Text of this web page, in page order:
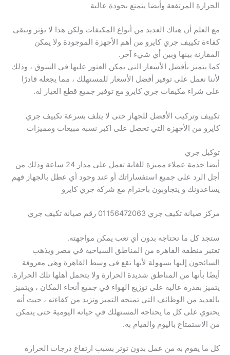
الحرارة المرتفعة وأيضا يتمتع بجودة عالية
مع العلم أن هناك العديد من أنواع المكيفات ولكن هذا لا يؤثر وتبقى
كفاءة تكييف جري كايرو من أهم الأجهزة الموجودة ولا يمكن
المقارنة بينها وبين أي شيء آخر.
كما يتميز بأفضل الأسعار التي يمكن العثور عليها في السوق ، وذلك
لأننا نعمل على توفير أفضل الأسعار للمستهلك ، مما يجعله قادرًا
على شراء مكيفات جري كايرو مع توفير جميع قطع الغيار له.
تكييف وتركيب الأفضل للجهاز حتى لا يتلف بسرعة تكييف جري
كايرو من الأجهزة التي تحصل على اكبر نسبة مبيعات ومميزات
توكيل جري
أيضا خدمة عملاء مميزة للغاية تعمل على مدار 24 ساعة وذلك من
أجل الرد على جميع استفساراتك أو عند وجود أي عطل بالجهاز فهم
يساعدونك و يتجاوبون باحترام مع شركة جري كايرو
مركز صيانة تكيف جري 01156472063 رقم صيانة تكيف جري
ستجد كل ما تحتاجه بدون أي تعب يمكن مواجهته.
تعتبر منطقة القاهره من المناطق السياحية في مصر ويذهب
السائحون إليها بسهولة لأنها تقع في وسط القاهرة وهي معروفة
أيضًا بأنها من المناطق شديدة الحرارة ولا يتحمل أهلها تلك الحرارة.
يتميز بقدرة عالية على توزيع الهواء في جميع أنحاء المكان ، ويتميز
بالعديد من الوظائف التي تمنحه التميز وتزيد من كفاءته ، حيث أنه
يحتوي على كل ما يحتاجه المستهلك في حياته اليومية حتى يتمكن
من الاستمتاع باليوم والقيام به.
كل ما يقوم به من عمل بدون توتر بسبب ارتفاع درجات الحرارة